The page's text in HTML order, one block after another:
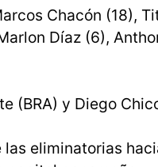
Chacón (18),
Díaz (6),
(BRA) y Diego
eliminatorias